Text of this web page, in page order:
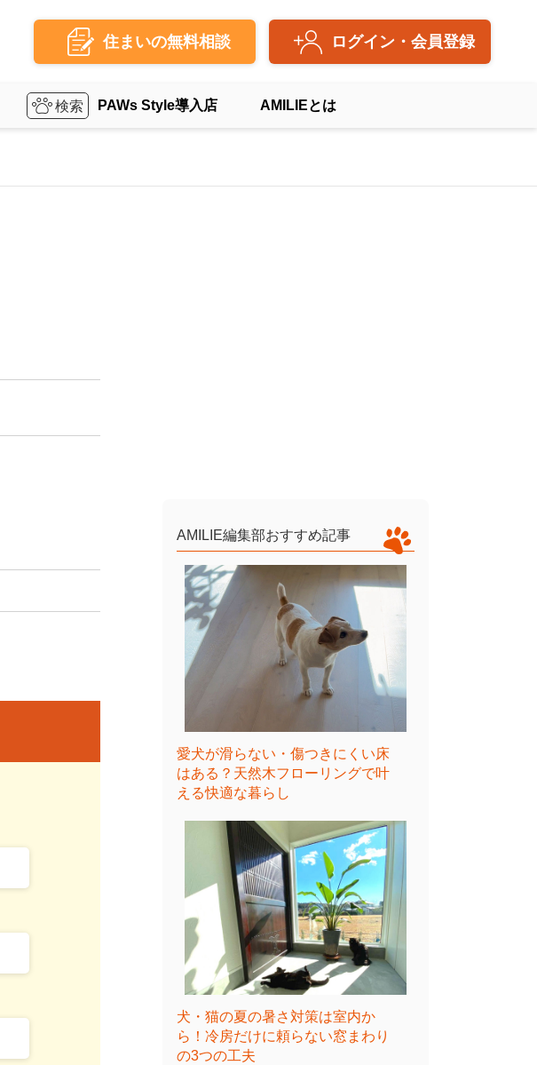
住まいの無料相談 ログイン・会員登録
PAWs Style導入店 AMILIEとは
AMILIE編集部おすすめ記事
愛犬が滑らない・傷つきにくい床
はある？天然木フローリングで叶
える快適な暮らし
犬・猫の夏の暑さ対策は室内か
ら！冷房だけに頼らない窓まわり
の3つの工夫